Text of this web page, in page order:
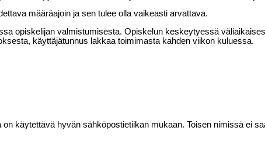
määräajoin ja sen tulee olla vaikeasti arvattava.
opiskelijan valmistumisesta. Opiskelun keskeytyessä
käyttäjätunnus lakkaa toimimasta kahden viikon kuluessa.
käytettävä hyvän sähköpostietiikan mukaan. Toisen nimissä ei